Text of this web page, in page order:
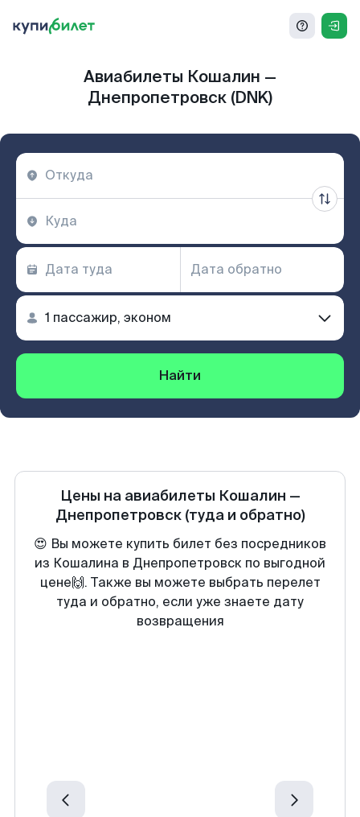
Авиабилеты Кошалин —
Днепропетровск (DNK)
Найти
Цены на авиабилеты Кошалин —
Днепропетровск (туда и обратно)
😍 Вы можете купить билет без посредников
из Кошалина в Днепропетровск по выгодной
цене🙌. Также вы можете выбрать перелет
туда и обратно, если уже знаете дату
возвращения